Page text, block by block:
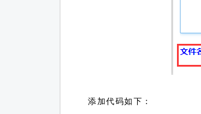
添加代码如下：